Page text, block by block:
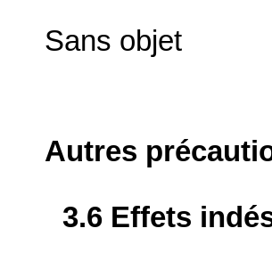
Sans objet
Autres
3.6 Effets